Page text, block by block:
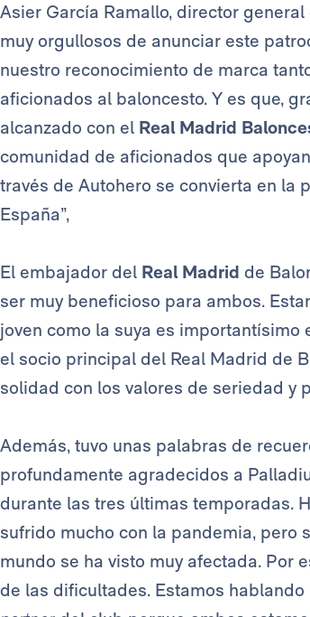
Asier García Ramallo, director
muy orgullosos de anunciar este
nuestro reconocimiento de marca
aficionados al baloncesto. Y es que,
alcanzado con el Real Madrid
comunidad de aficionados que
través de Autohero se convierta en la
España”,
El embajador del Real Madrid de
ser muy beneficioso para ambos.
joven como la suya es
el socio principal del Real Madrid de
solidad con los valores de seriedad y
Además, tuvo unas palabras de
profundamente agradecidos a
durante las tres últimas temporadas.
sufrido mucho con la pandemia,
mundo se ha visto muy afectada. Por
de las dificultades. Estamos